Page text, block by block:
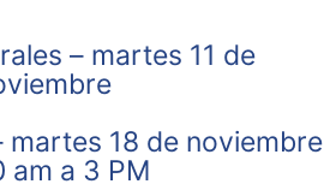
– martes 11 de
martes 18 de noviembre
am a 3 PM